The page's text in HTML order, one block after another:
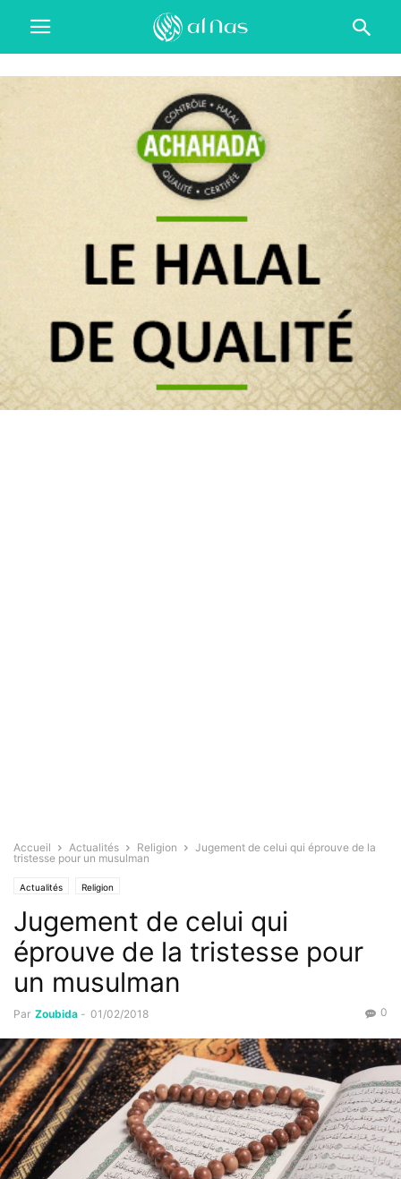
Accueil Actualités Religion
Jugement de celui qui éprouve de la
tristesse pour un musulman
Actualités Religion
Jugement de celui qui
éprouve de la tristesse pour
un musulman
Par Zoubida - 01/02/2018 0